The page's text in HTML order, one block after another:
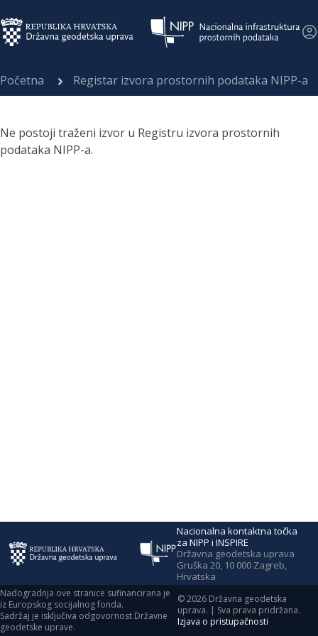
Početna Registar izvora prostornih podataka NIPP-a
Ne postoji traženi izvor u Registru izvora prostornih
podataka NIPP-a.
Nacionalna kontaktna točka
za NIPP i INSPIRE
Državna geodetska uprava
Gruška 20, 10 000 Zagreb,
Hrvatska
Nadogradnja ove stranice sufinancirana je
iz Europskog socijalnog fonda.
Sadržaj je isključiva odgovornost Državne
geodetske uprave.
©2026 Državna geodetska
uprava. | Sva prava pridržana.
Izjava o pristupačnosti